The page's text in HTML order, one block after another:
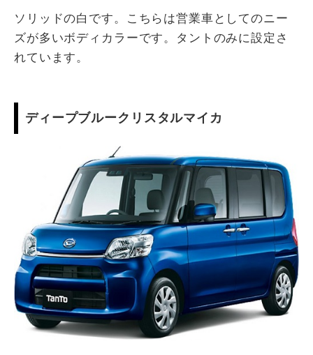
ソリッドの白です。こちらは営業車としてのニー
ズが多いボディカラーです。タントのみに設定さ
れています。
ディープブルークリスタルマイカ